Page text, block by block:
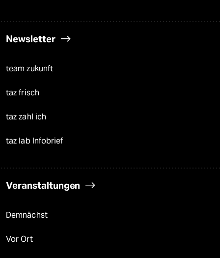
Newsletter
team zukunft
taz frisch
taz zahl ich
taz lab Infobrief
Veranstaltungen
Demnächst
Vor Ort